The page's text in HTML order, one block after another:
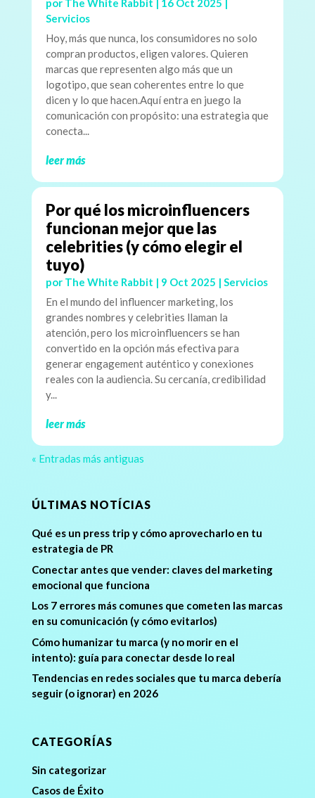
por The White Rabbit | 16 Oct 2025 |
Servicios
Hoy, más que nunca, los consumidores no solo
compran productos, eligen valores. Quieren
marcas que representen algo más que un
logotipo, que sean coherentes entre lo que
dicen y lo que hacen.Aquí entra en juego la
comunicación con propósito: una estrategia que
conecta...
leer más
Por qué los microinfluencers
funcionan mejor que las
celebrities (y cómo elegir el
tuyo)
por The White Rabbit | 9 Oct 2025 | Servicios
En el mundo del influencer marketing, los
grandes nombres y celebrities llaman la
atención, pero los microinfluencers se han
convertido en la opción más efectiva para
generar engagement auténtico y conexiones
reales con la audiencia. Su cercanía, credibilidad
y...
leer más
« Entradas más antiguas
ÚLTIMAS NOTÍCIAS
Qué es un press trip y cómo aprovecharlo en tu
estrategia de PR
Conectar antes que vender: claves del marketing
emocional que funciona
Los 7 errores más comunes que cometen las marcas
en su comunicación (y cómo evitarlos)
Cómo humanizar tu marca (y no morir en el
intento): guía para conectar desde lo real
Tendencias en redes sociales que tu marca debería
seguir (o ignorar) en 2026
CATEGORÍAS
Sin categorizar
Casos de Éxito